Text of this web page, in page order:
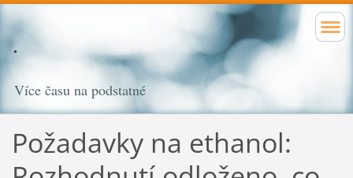
Více času na podstatné
Po­žadavky na ethanol: